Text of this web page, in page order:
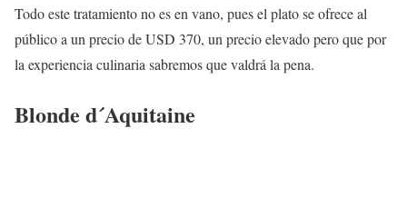
Todo este tratamiento no es en vano, pues el plato se ofrece al
público a un precio de USD 370, un precio elevado pero que por
la experiencia culinaria sabremos que valdrá la pena.
Blonde d´Aquitaine